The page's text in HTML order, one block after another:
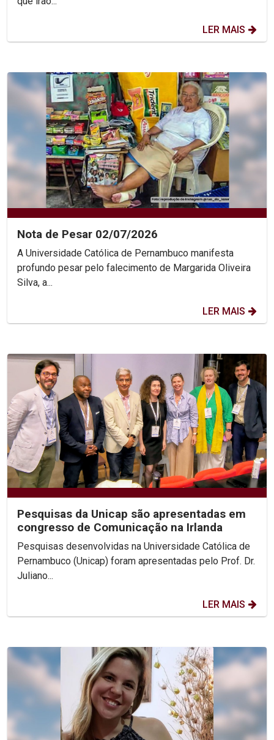
LER MAIS
Nota de Pesar 02/07/2026
A Universidade Católica de Pernambuco manifesta
profundo pesar pelo falecimento de Margarida Oliveira
Silva, a...
LER MAIS
Pesquisas da Unicap são apresentadas em
congresso de Comunicação na Irlanda
Pesquisas desenvolvidas na Universidade Católica de
Pernambuco (Unicap) foram apresentadas pelo Prof. Dr.
Juliano...
LER MAIS